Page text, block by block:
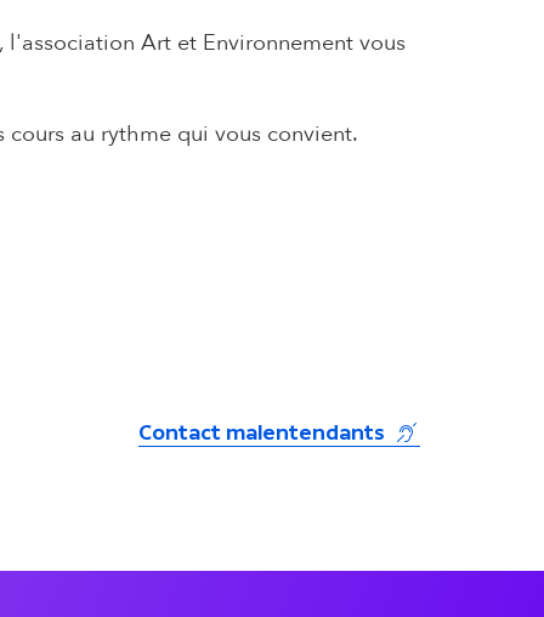
Art et Environnement vous
au rythme qui vous convient.
Contact malentendants (s'ouvre dans